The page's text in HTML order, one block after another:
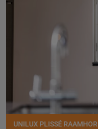
UNILUX PLISSÉ RAAMHOR